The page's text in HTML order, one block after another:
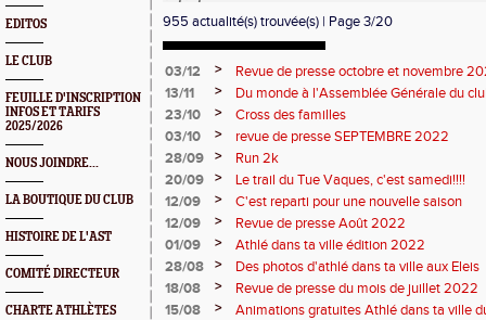
EDITOS
LE CLUB
FEUILLE D'INSCRIPTION
INFOS ET TARIFS
2025/2026
NOUS JOINDRE...
LA BOUTIQUE DU CLUB
HISTOIRE DE L'AST
COMITÉ DIRECTEUR
CHARTE ATHLÈTES
955 actualité(s) trouvée(s) | Page 3/20
03/12 >
Revue de presse octobre et novembre
13/11
>
Du monde à l'Assemblée Générale du
23/10
>
Cross des familles
03/10
>
revue de presse SEPTEMBRE 2022
28/09
>
Run 2k
20/09
>
Le trail du Tue Vaques, c'est samedi!!!!
12/09
>
C'est reparti pour une nouvelle saison
12/09
>
Revue de presse Août 2022
01/09
>
Athlé dans ta ville édition 2022
28/08
>
Des photos d'athlé dans ta ville aux Eleis
18/08
>
Revue de presse du mois de juillet 2022
15/08
>
Animations gratuites Athlé dans ta ville